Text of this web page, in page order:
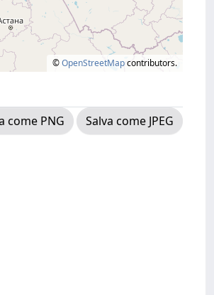
©OpenStreetMapcontributors.
come PNG
Salva come JPEG